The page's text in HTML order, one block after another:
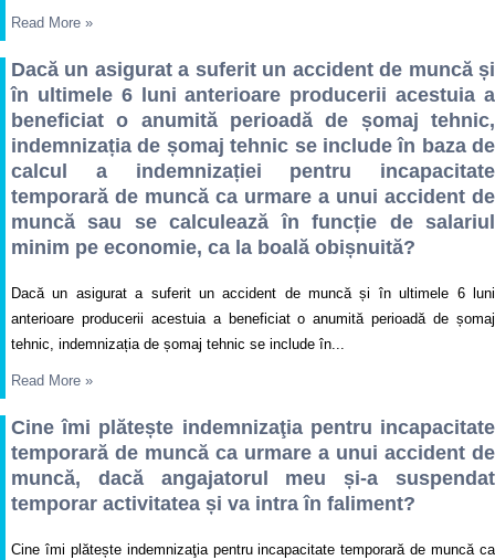
Read More »
Dacă un asigurat a suferit un accident de muncă și
în ultimele 6 luni anterioare producerii acestuia a
beneficiat o anumită perioadă de șomaj tehnic,
indemnizația de șomaj tehnic se include în baza de
calcul a indemnizației pentru incapacitate
temporară de muncă ca urmare a unui accident de
muncă sau se calculează în funcție de salariul
minim pe economie, ca la boală obișnuită?
Dacă un asigurat a suferit un accident de muncă și în ultimele 6 luni
anterioare producerii acestuia a beneficiat o anumită perioadă de șomaj
tehnic, indemnizația de șomaj tehnic se include în...
Read More »
Cine îmi plătește indemnizaţia pentru incapacitate
temporară de muncă ca urmare a unui accident de
muncă, dacă angajatorul meu și-a suspendat
temporar activitatea și va intra în faliment?
Cine îmi plătește indemnizaţia pentru incapacitate temporară de muncă ca